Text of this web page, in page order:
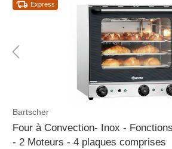
Express
Bartscher
Four à Convection- Inox -
- 2 Moteurs - 4 plaques comprises